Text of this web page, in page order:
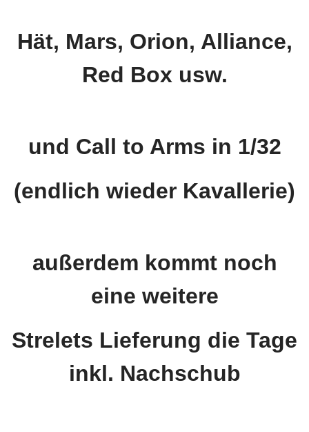
Hät, Mars, Orion, Alliance,
Red Box usw.
und Call to Arms in 1/32
(endlich wieder Kavallerie)
außerdem kommt noch
eine weitere
Strelets Lieferung die Tage
inkl. Nachschub